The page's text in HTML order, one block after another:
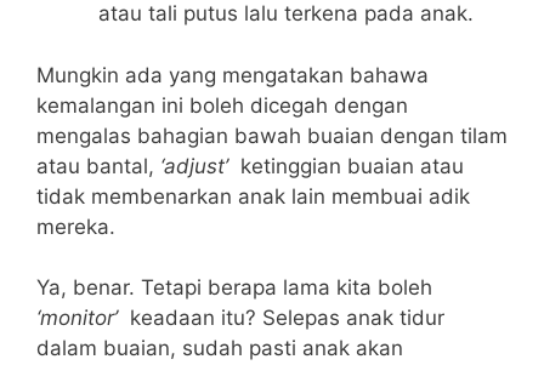
atau tali putus lalu terkena pada anak.
Mungkin ada yang mengatakan bahawa
kemalangan ini boleh dicegah dengan
mengalas bahagian bawah buaian dengan tilam
atau bantal, ‘adjust’ketinggian buaian atau
tidak membenarkan anak lain membuai adik
mereka.
Ya, benar. Tetapi berapa lama kita boleh
‘monitor’keadaan itu? Selepas anak tidur
dalam buaian, sudah pasti anak akan